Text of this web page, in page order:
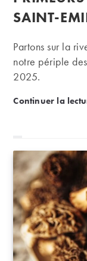
publication :
SAINT-
Partons sur la
notre périple
2025.
Continuer la